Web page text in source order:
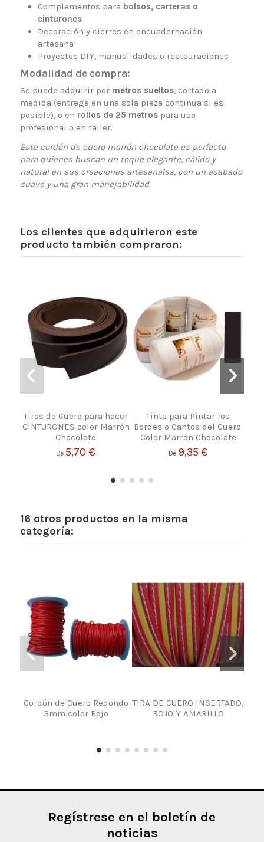
Complementos para bolsos, carteras o
cinturones
Decoración y cierres en encuadernación
artesanal
Proyectos DIY, manualidades o restauraciones
Modalidad de compra:
Se puede adquirir por metros sueltos, cortado a
medida (entrega en una sola pieza continua si es
posible), o en rollos de 25 metrospara uso
profesional o en taller.
Este cordón de cuero marrón chocolate es perfecto
para quienes buscan un toque elegante, cálido y
natural en sus creaciones artesanales, con un acabado
suave y una gran manejabilidad.
Los clientes que adquirieron este
producto también compraron:
Tiras de Cuero para hacer
CINTURONES color Marrón
Chocolate
De5,70 €
Tinta para Pintar los
Bordes o Cantos del Cuero.
Color Marrón Chocolate
De 9,35 €
16 otros productos en la misma
categoría:
Cordón de Cuero Redondo
3mm color Rojo
TIRA DE CUERO INSERTADO,
ROJO Y AMARILLO
Regístrese en el boletín de
noticias